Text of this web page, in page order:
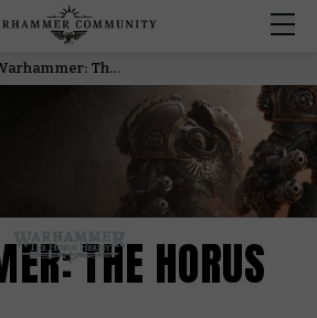
Themen:Warhammer: The Horus Heresy
THE HORUS